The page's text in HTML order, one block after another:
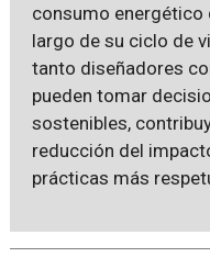
consumo energético
largo de su ciclo de
tanto diseñadores
pueden tomar
sostenibles,
reducción del
prácticas más